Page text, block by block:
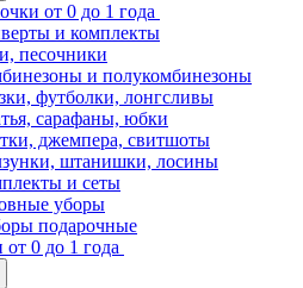
от 0 до 1 года
и комплекты
песочники
и полукомбинезоны
футболки, лонгсливы
сарафаны, юбки
джемпера, свитшоты
штанишки, лосины
и сеты
уборы
подарочные
0 до 1 года